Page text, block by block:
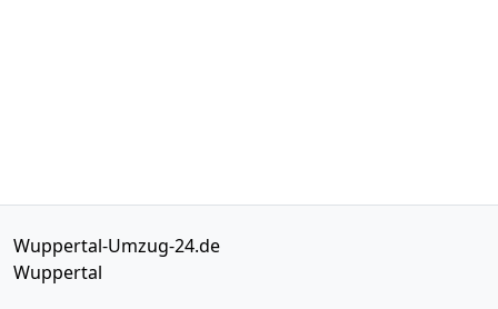
Wuppertal-Umzug-24.de
Wuppertal